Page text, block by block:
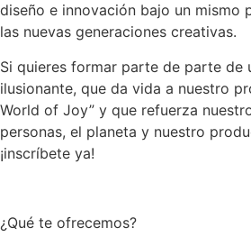
diseño e innovación bajo un mismo
las nuevas generaciones creativas.
Si quieres formar parte de parte de
ilusionante, que da vida a nuestro
World of Joy” y que refuerza
personas, el planeta y nuestro
¡inscríbete ya!
¿Qué te ofrecemos?